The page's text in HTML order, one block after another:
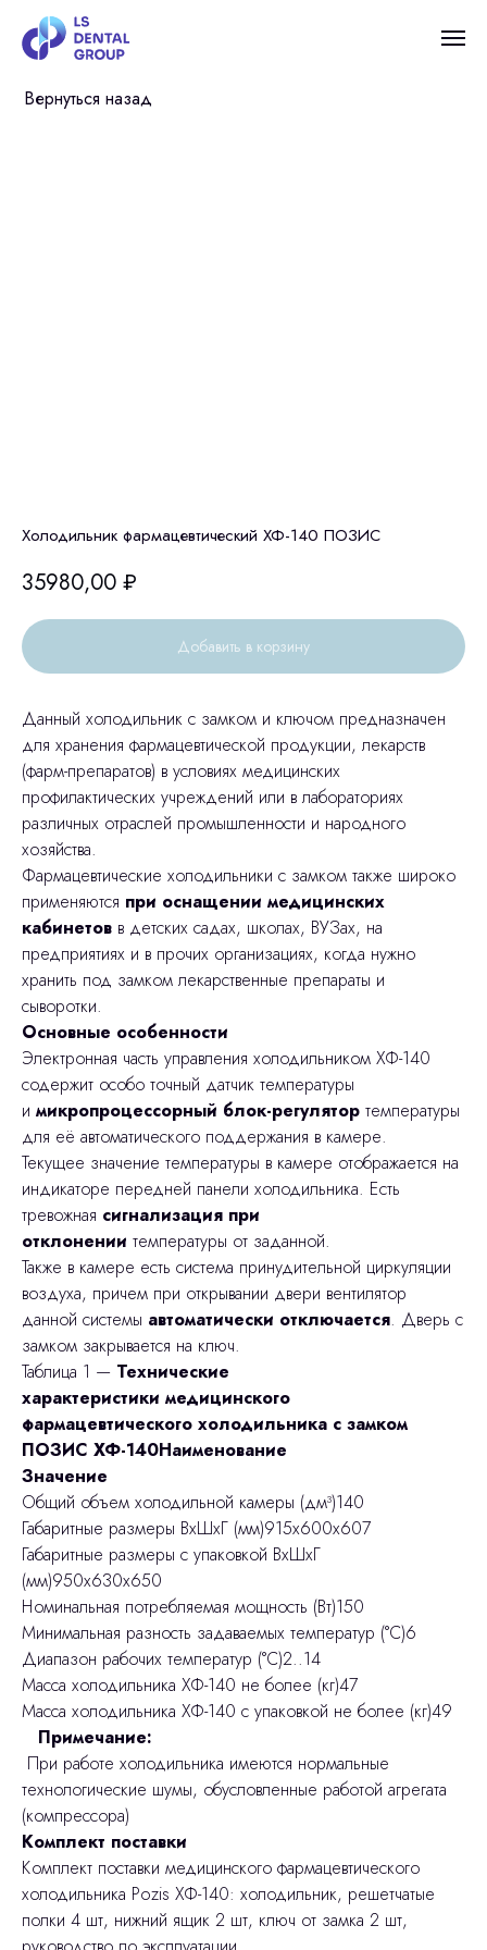
Вернуться назад
Холодильник фармацевтический ХФ-140 ПОЗИС
35980,00 ₽
Добавить в корзину
Данный холодильник с замком и ключом предназначен
для хранения фармацевтической продукции, лекарств
(фарм-препаратов) в условиях медицинских
профилактических учреждений или в лабораториях
различных отраслей промышленности и народного
хозяйства.
Фармацевтические холодильники с замком также широко
применяются при оснащении медицинских
кабинетов в детских садах, школах, ВУЗах, на
предприятиях и в прочих организациях, когда нужно
хранить под замком лекарственные препараты и
сыворотки.
Основные особенности
Электронная часть управления холодильником ХФ-140
содержит особо точный датчик температуры
и микропроцессорный блок-регулятор температуры
для её автоматического поддержания в камере.
Текущее значение температуры в камере отображается на
индикаторе передней панели холодильника. Есть
тревожная сигнализация при
отклонении температуры от заданной.
Также в камере есть система принудительной циркуляции
воздуха, причем при открывании двери вентилятор
данной системы автоматически отключается. Дверь с
замком закрывается на ключ.
Таблица 1 — Технические
характеристики медицинского
фармацевтического холодильника с замком
ПОЗИС ХФ-140Наименование
Значение
Общий объем холодильной камеры (дм³)140
Габаритные размеры ВхШхГ (мм)915х600х607
Габаритные размеры с упаковкой ВхШхГ
(мм)950х630х650
Номинальная потребляемая мощность (Вт)150
Минимальная разность задаваемых температур (°C)6
Диапазон рабочих температур (°C)2..14
Масса холодильника ХФ-140 не более (кг)47
Масса холодильника ХФ-140 с упаковкой не более (кг)49
Примечание:
При работе холодильника имеются нормальные
технологические шумы, обусловленные работой агрегата
(компрессора)
Комплект поставки
Комплект поставки медицинского фармацевтического
холодильника Pozis ХФ-140: холодильник, решетчатые
полки 4 шт, нижний ящик 2 шт, ключ от замка 2 шт,